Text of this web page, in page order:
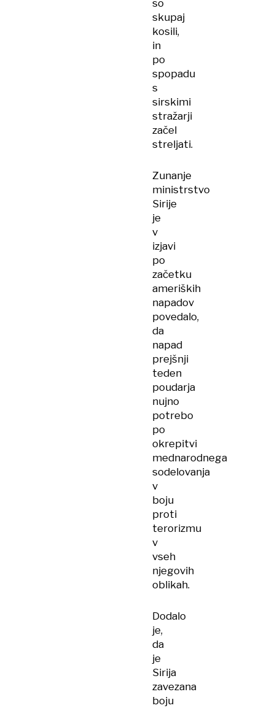
so
skupaj
kosili,
in
po
spopadu
s
sirskimi
stražarji
začel
streljati.
Zunanje
ministrstvo
Sirije
je
v
izjavi
po
začetku
ameriških
napadov
povedalo,
da
napad
prejšnji
teden
poudarja
nujno
potrebo
po
okrepitvi
mednarodnega
sodelovanja
v
boju
proti
terorizmu
v
vseh
njegovih
oblikah.
Dodalo
je,
da
je
Sirija
zavezana
boju